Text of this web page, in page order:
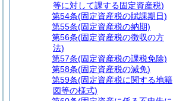
等に対して課する固定資産税)
第54条(固定資産税の賦課期日)
第55条(固定資産税の納期)
第56条(固定資産税の徴収の方
法)
第57条(固定資産税の課税免除)
第58条(固定資産税の減免)
第59条(固定資産税に関する地籍
図等の様式)